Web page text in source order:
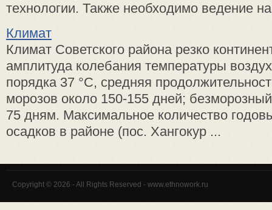
технологии. Также необходимо ведение
Климат
Климат Советского района резко
амплитуда колебания температуры
порядка 37 °С, средняя
морозов около 150-155 дней;
75 дням. Максимальное количество
осадков в районе (пос. Хангокур ...
Copyright © 2026 - All Rights Reserved - www.ethnowork.ru